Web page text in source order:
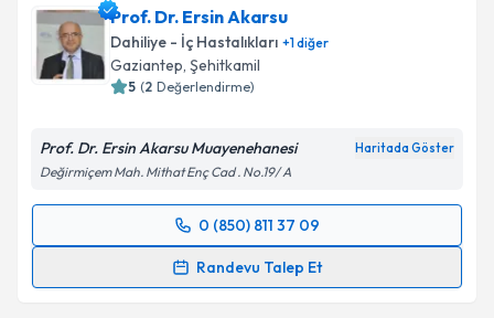
almanız için bir takvim hazırlandığında e-posta ile
bilgilendireceğiz.
E-posta Adresiniz
'ni okudum ve kişisel verilerimin belirtilen
kapsamda işlenmesini kabul ediyorum.
Prof. Dr. Ersin Akarsu
Dahiliye - İç Hastalıkları +1diğer
Gaziantep, Şehitkamil
5 (2 Değerlendirme)
Prof. Dr. Ersin Akarsu Muayenehanesi Haritada Göster
Değirmiçem Mah. Mithat Enç Cad . No.19/ A
0 (850) 811 37 09
Randevu Talep Et
Randevu Takvimi Talebi